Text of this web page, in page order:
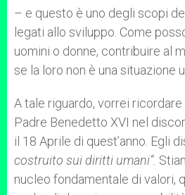
– e questo è uno degli scopi
legati allo sviluppo. Come
uomini o donne, contribuire al
se la loro non è una situazione
A tale riguardo, vorrei
Padre Benedetto XVI nel
il 18 Aprile di quest’anno. Egli
costruito sui diritti umani”.
nucleo fondamentale di valori,